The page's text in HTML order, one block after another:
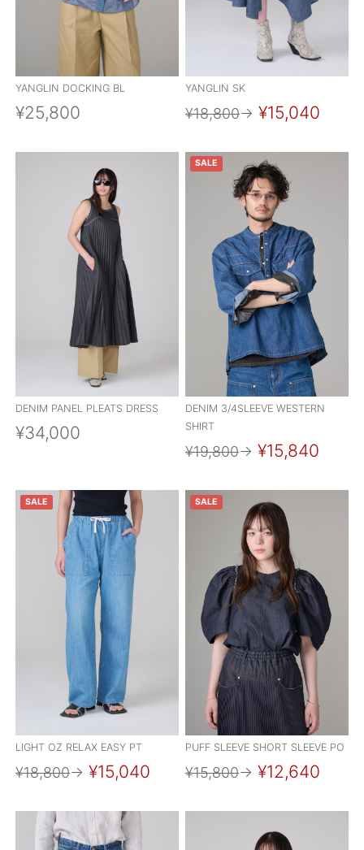
YANGLIN DOCKING BL
¥25,800
YANGLIN SK
¥18,800→ ¥15,040
DENIM PANEL PLEATS DRESS
¥34,000
SALE
DENIM 3/4SLEEVE WESTERN
SHIRT
¥19,800→ ¥15,840
SALE
LIGHT OZ RELAX EASY PT
¥18,800→ ¥15,040
SALE
PUFF SLEEVE SHORT SLEEVE PO
¥15,800→ ¥12,640